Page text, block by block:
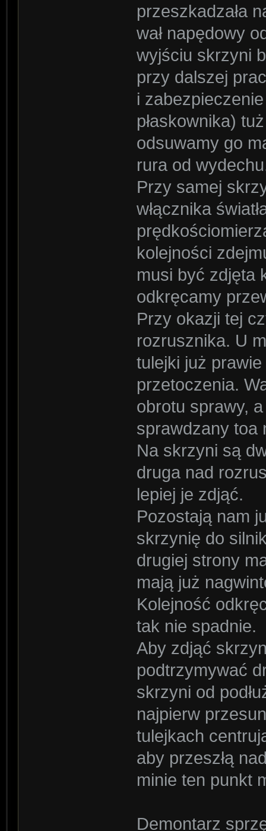
przeszkadzała
wał napędowy
wyjściu skrzyni
przy dalszej
i
płaskownika)
odsuwamy go
rura od
Przy samej
włącznika
kolejności
musi być zdjęta
odkręcamy
Przy okazji tej
rozrusznika. U
tulejki już
przetoczenia.
obrotu sprawy,
sprawdzany toa
Na skrzyni są
druga nad
lepiej je zdjąć.
Pozostają nam
skrzynię do
drugiej strony
mają już
Kolejność
tak nie spadnie.
Aby zdjąć
podtrzymywać
skrzyni od
najpierw
tulejkach
aby przeszłą
minie ten punkt
Demontarz